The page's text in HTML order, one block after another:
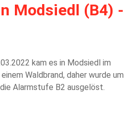
Modsiedl (B4) -
kam es in Modsiedl im
Waldbrand, daher wurde um
Alarmstufe B2 ausgelöst.